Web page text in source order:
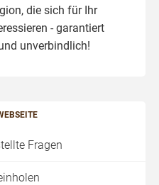
die sich für Ihr
- garantiert
unverbindlich!
Fragen